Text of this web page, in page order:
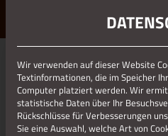
ERLEBE STOLBERG.
01.01.1970
RESIZE_311X207
Wir verwenden auf dieser Website
Textinformationen, die im Speicher
Computer platziert werden. Wir
statistische Daten über Ihr
Rückschlüsse für Verbesserungen
Sie eine Auswahl, welche Art von